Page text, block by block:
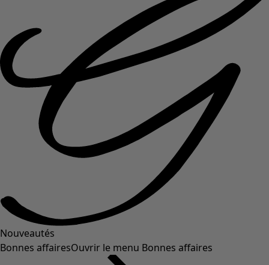
Nouveautés
Bonnes affairesOuvrir le menu Bonnes affaires